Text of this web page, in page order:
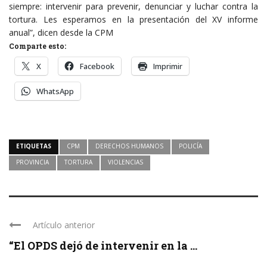
siempre: intervenir para prevenir, denunciar y luchar contra la
tortura. Les esperamos en la presentación del XV informe
anual”, dicen desde la CPM
Comparte esto:
X Facebook Imprimir
WhatsApp
ETIQUETAS CPM DERECHOS HUMANOS
POLICÍA
PROVINCIA
TORTURA VIOLENCIAS
Artículo anterior
“El OPDS dejó de intervenir en la ...